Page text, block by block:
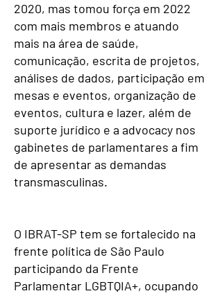
2020, mas tomou força em 2022
com mais membros e atuando
mais na área de saúde,
comunicação, escrita de projetos,
análises de dados, participação em
mesas e eventos, organização de
eventos, cultura e lazer, além de
suporte jurídico e a advocacy nos
gabinetes de parlamentares a fim
de apresentar as demandas
transmasculinas.
O IBRAT-SP tem se fortalecido na
frente política de São Paulo
participando da Frente
Parlamentar LGBTQIA+, ocupando